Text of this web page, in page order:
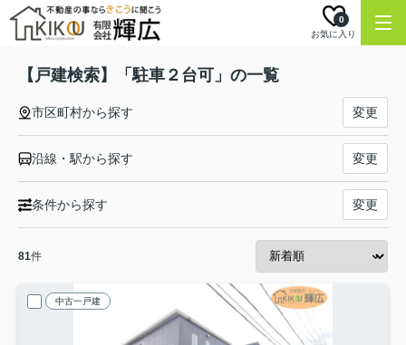
お気に入り
0
【戸建検索】「駐車２台可」の一覧
市区町村から探す 変更
沿線・駅から探す 変更
条件から探す 変更
81件
中古一戸建